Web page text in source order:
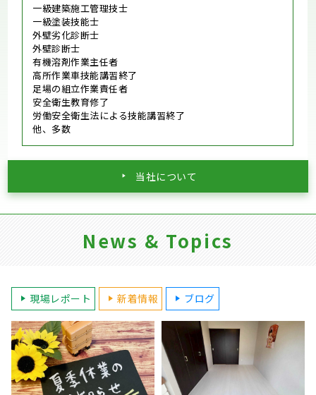
一級建築施工管理技士
一級塗装技能士
外壁劣化診断士
外壁診断士
有機溶剤作業主任者
高所作業車技能講習終了
足場の組立作業責任者
安全衛生教育修了
労働安全衛生法による技能講習終了
他、多数
当社について
News & Topics
現場レポート 新着情報 ブログ